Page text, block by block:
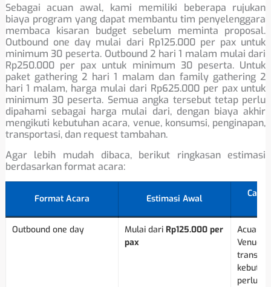
Sebagai acuan awal, kami memiliki beberapa rujukan
biaya program yang dapat membantu tim penyelenggara
membaca kisaran budget sebelum meminta proposal.
Outbound one day mulai dari Rp125.000 per pax untuk
minimum 30 peserta. Outbound 2 hari 1 malam mulai dari
Rp250.000 per pax untuk minimum 30 peserta. Untuk
paket gathering 2 hari 1 malam dan family gathering 2
hari 1 malam, harga mulai dari Rp625.000 per pax untuk
minimum 30 peserta. Semua angka tersebut tetap perlu
dipahami sebagai harga mulai dari, dengan biaya akhir
mengikuti kebutuhan acara, venue, konsumsi, penginapan,
transportasi, dan request tambahan.
Agar lebih mudah dibaca, berikut ringkasan estimasi
berdasarkan format acara:
Format Acara Estimasi Awal
Outbound one day Mulai dari Rp125.000 per
pax
Acuan
Venue,
perlu